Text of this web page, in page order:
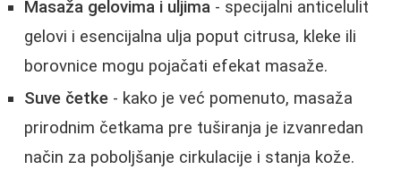
Masaža gelovima i uljima - specijalni anticelulit
gelovi i esencijalna ulja poput citrusa, kleke ili
borovnice mogu pojačati efekat masaže.
Suve četke - kako je već pomenuto, masaža
prirodnim četkama pre tuširanja je izvanredan
način za poboljšanje cirkulacije i stanja kože.